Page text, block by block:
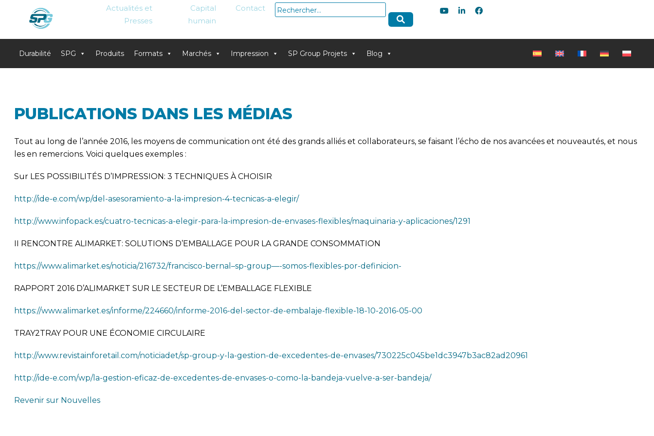
Actualités et
Presses
Capital
humain
Contact Rechercher :
Durabilité SPG Produits Formats Marchés Impression SP Group Projets Blog
PUBLICATIONS DANS LES MÉDIAS
Tout au long de l’année 2016, les moyens de communication ont été des grands alliés et collaborateurs, se faisant l’écho de nos avancées et nouveautés, et nous
les en remercions. Voici quelques exemples :
Sur LES POSSIBILITÉS D’IMPRESSION: 3 TECHNIQUES À CHOISIR
http://ide-e.com/wp/del-asesoramiento-a-la-impresion-4-tecnicas-a-elegir/
http://www.infopack.es/cuatro-tecnicas-a-elegir-para-la-impresion-de-envases-flexibles/maquinaria-y-aplicaciones/1291
II RENCONTRE ALIMARKET: SOLUTIONS D’EMBALLAGE POUR LA GRANDE CONSOMMATION
https://www.alimarket.es/noticia/216732/francisco-bernal–sp-group—-somos-flexibles-por-definicion-
RAPPORT 2016 D’ALIMARKET SUR LE SECTEUR DE L’EMBALLAGE FLEXIBLE
https://www.alimarket.es/informe/224660/informe-2016-del-sector-de-embalaje-flexible-18-10-2016-05-00
TRAY2TRAY POUR UNE ÉCONOMIE CIRCULAIRE
http://www.revistainforetail.com/noticiadet/sp-group-y-la-gestion-de-excedentes-de-envases/730225c045be1dc3947b3ac82ad20961
http://ide-e.com/wp/la-gestion-eficaz-de-excedentes-de-envases-o-como-la-bandeja-vuelve-a-ser-bandeja/
Revenir sur Nouvelles